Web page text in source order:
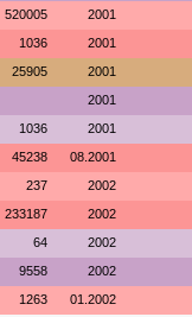
520005 2001
1036 2001
25905 2001
2001
1036 2001
45238 08.2001
237 2002
233187 2002
64 2002
9558 2002
1263 01.2002